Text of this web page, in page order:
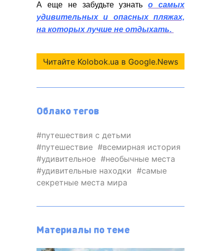
А еще не забудьте узнатьо самых
удивительных и опасных пляжах,
на которых лучше не отдыхать.
Читайте Kolobok.ua в Google.News
Облако тегов
путешествия с детьми
путешествие
всемирная история
удивительное
необычные места
удивительные находки
самые
секретные места мира
Материалы по теме